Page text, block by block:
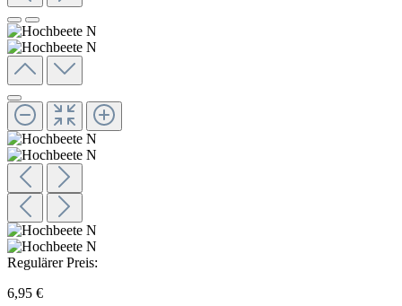
Regulärer Preis:
6,95 €